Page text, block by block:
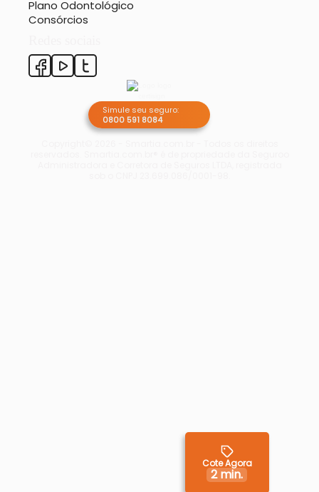
Plano Odontológico
Consórcios
Simule seu seguro:
0800 591 8084
Cote Agora
2 min.